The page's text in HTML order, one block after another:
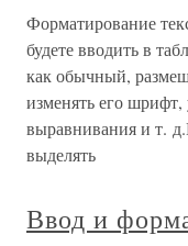
Форматирование
будете вводить в
как обычный,
изменять его шрифт,
выравнивания и т.
выделять
Ввод и